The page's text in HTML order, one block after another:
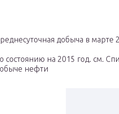
добыча в марте
состоянию на 2015 год. см.
нефти